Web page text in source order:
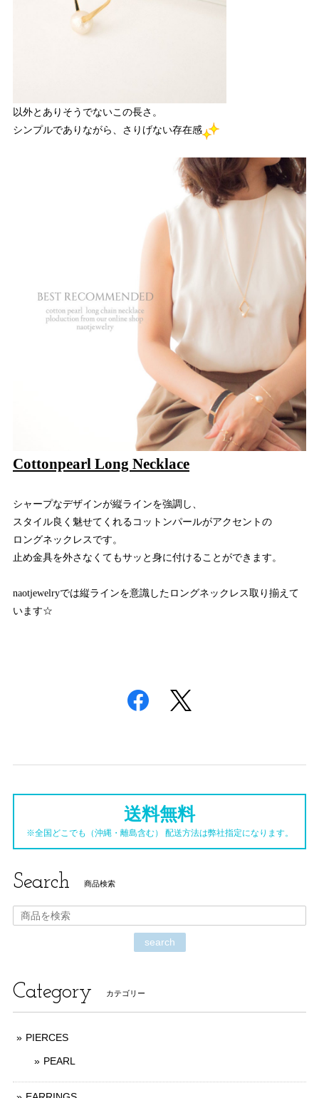
以外とありそうでないこの長さ。
シンプルでありながら、さりげない存在感
Cottonpearl Long Necklace
シャープなデザインが縦ラインを強調し、
スタイル良く魅せてくれるコットンパールがアクセントの
ロングネックレスです。
止め金具を外さなくてもサッと身に付けることができます。
naotjewelryでは縦ラインを意識したロングネックレス取り揃えて
います☆
送料無料
※全国どこでも（沖縄・離島含む） 配送方法は弊社指定になります。
Search 商品検索
search
Category カテゴリー
PIERCES
PEARL